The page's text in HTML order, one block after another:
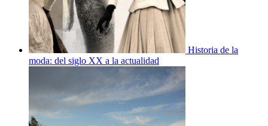
Historia de la
moda: del siglo XX a la actualidad